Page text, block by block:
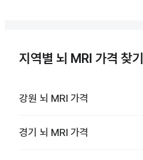
지역별 뇌 MRI 가격 찾기
강원 뇌 MRI 가격
경기 뇌 MRI 가격